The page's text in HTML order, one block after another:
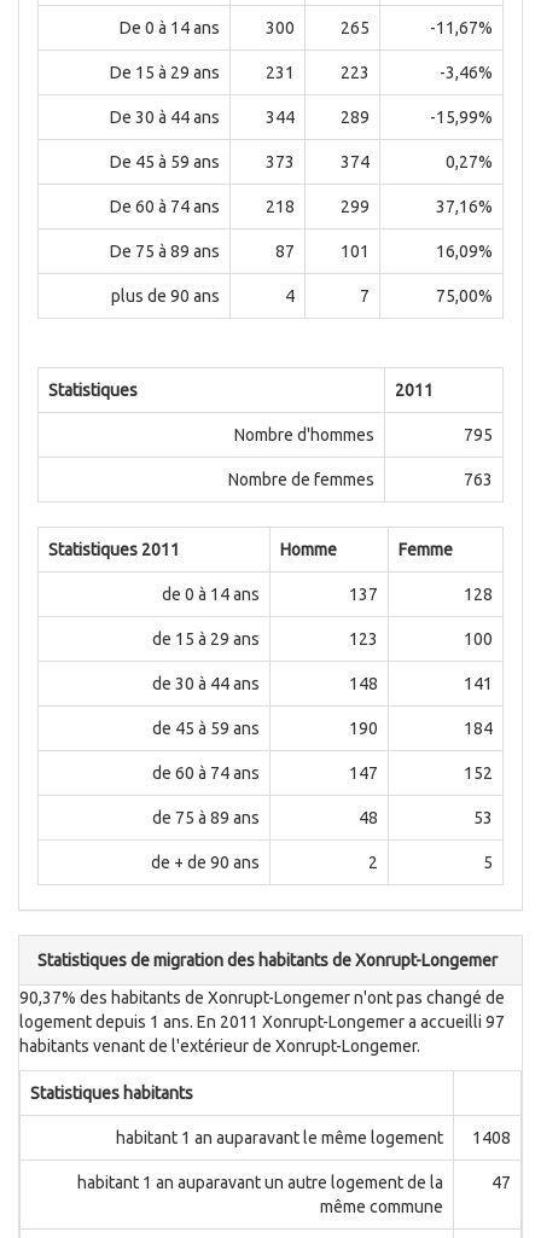
De 0 à 14 ans 300 265 -11,67%
De 15 à 29 ans 231 223 -3,46%
De 30 à 44 ans 344 289 -15,99%
De 45 à 59 ans 373 374 0,27%
De 60 à 74 ans 218 299 37,16%
De 75 à 89 ans 87 101 16,09%
plus de 90 ans 4 7 75,00%
Statistiques 2011
Nombre d'hommes 795
Nombre de femmes 763
Statistiques 2011 Homme Femme
de 0 à 14 ans 137 128
de 15 à 29 ans 123 100
de 30 à 44 ans 148 141
de 45 à 59 ans 190 184
de 60 à 74 ans 147 152
de 75 à 89 ans 48 53
de + de 90 ans 2 5
Statistiques de migration des habitants de Xonrupt-Longemer
90,37% des habitants de Xonrupt-Longemer n'ont pas changé de
logement depuis 1 ans. En 2011 Xonrupt-Longemer a accueilli 97
habitants venant de l'extérieur de Xonrupt-Longemer.
Statistiques habitants
habitant 1 an auparavant le même logement 1408
habitant 1 an auparavant un autre logement de la
même commune
47